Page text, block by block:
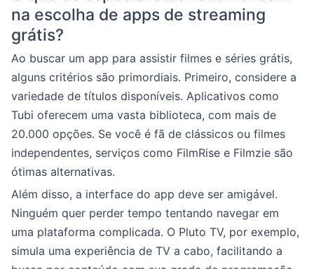
na escolha de apps de streaming
grátis?
Ao buscar um app para assistir filmes e séries grátis,
alguns critérios são primordiais. Primeiro, considere a
variedade de títulos disponíveis. Aplicativos como
Tubi oferecem uma vasta biblioteca, com mais de
20.000 opções. Se você é fã de clássicos ou filmes
independentes, serviços como FilmRise e Filmzie são
ótimas alternativas.
Além disso, a interface do app deve ser amigável.
Ninguém quer perder tempo tentando navegar em
uma plataforma complicada. O Pluto TV, por exemplo,
simula uma experiência de TV a cabo, facilitando a